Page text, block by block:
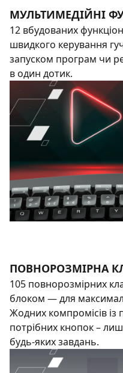
МУЛЬТИМЕДІЙНІ
12 вбудованих
швидкого керування
запуском програм чи
в один дотик.
ПОВНОРОЗМІРНА
105 повнорозмірних
блоком — для
Жодних компромісів із
потрібних кнопок –
будь‑яких завдань.